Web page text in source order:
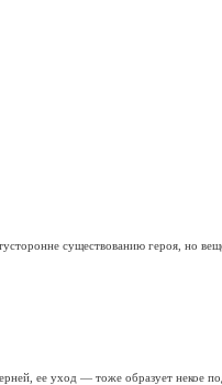
существованию героя, но
ее уход — тоже образует некое